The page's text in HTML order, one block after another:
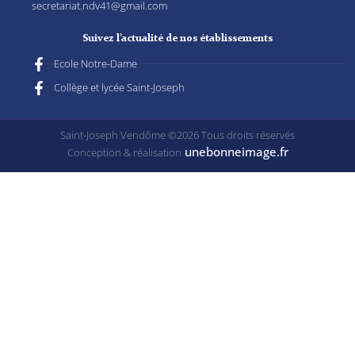
secretariat.ndv41@gmail.com
Suivez l’actualité de nos établissements
Ecole Notre-Dame
Collège et lycée Saint-Joseph
Saint-Joseph Vendôme ©2026 Tous droits réservés
Conception & réalisation unebonneimage.fr